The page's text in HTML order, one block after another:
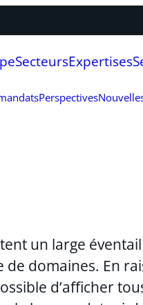
SecteursExpertises
Perspectives
un large
de domaines. En
d’afficher